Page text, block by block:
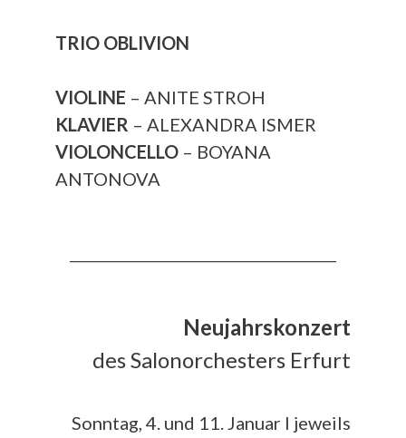
TRIO OBLIVION
VIOLINE – ANITE STROH
KLAVIER – ALEXANDRA ISMER
VIOLONCELLO – BOYANA
ANTONOVA
Neujahrskonzert
des Salonorchesters Erfurt
Sonntag, 4. und 11. Januar I jeweils